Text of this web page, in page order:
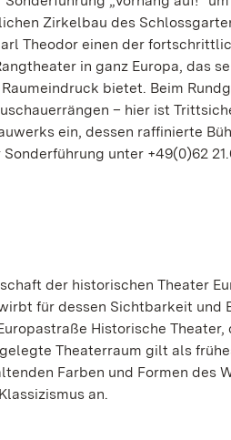
Zirkelbau des
Theodor einen der
in ganz Europa, das
bietet. Beim
– hier ist
ein, dessen raffinierte
unter +49(0)62
der historischen Theater
für dessen Sichtbarkeit und
Historische Theater,
Theaterraum gilt als
Farben und Formen des
an.